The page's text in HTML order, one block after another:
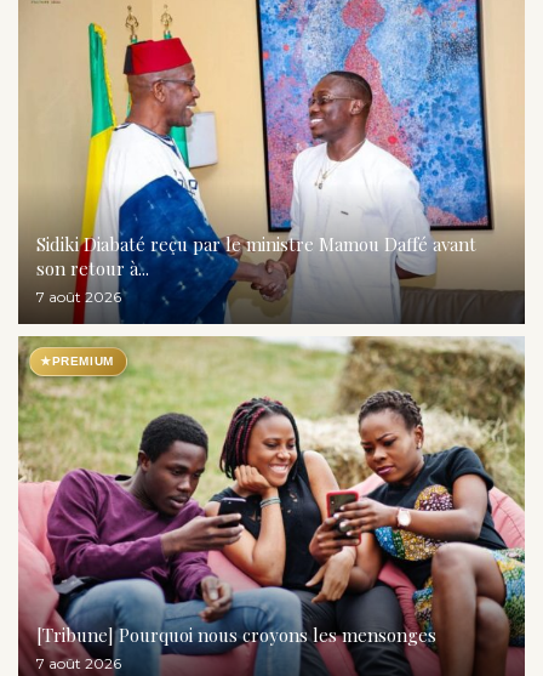
Sidiki Diabaté reçu par le ministre Mamou Daffé avant
son retour à...
7 août 2026
★PREMIUM
[Tribune] Pourquoi nous croyons les mensonges
7 août 2026